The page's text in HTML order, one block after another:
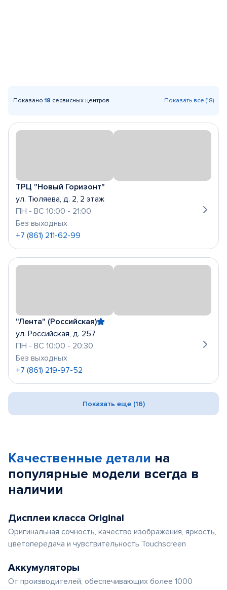
Показано 18 сервисных центров Показать все (18)
ТРЦ "Новый Горизонт"
ул. Тюляева, д. 2, 2 этаж
ПН - ВС 10:00 - 21:00
Без выходных
+7 (861) 211-62-99
"Лента" (Российская)
ул. Российская, д. 257
ПН - ВС 10:00 - 20:30
Без выходных
+7 (861) 219-97-52
Показать еще (16)
Качественные детали на
популярные модели всегда в
наличии
Дисплеи класса Original
Оригинальная сочность, качество изображения, яркость,
цветопередача и чувствительность Touchscreen
Аккумуляторы
От производителей, обеспечивающих более 1000